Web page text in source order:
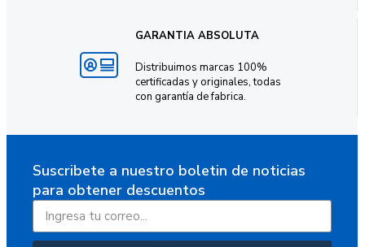
GARANTIA ABSOLUTA
Distribuimos marcas 100%
certificadas y originales, todas
con garantía de fabrica.
Suscribete a nuestro boletin de noticias
para obtener descuentos